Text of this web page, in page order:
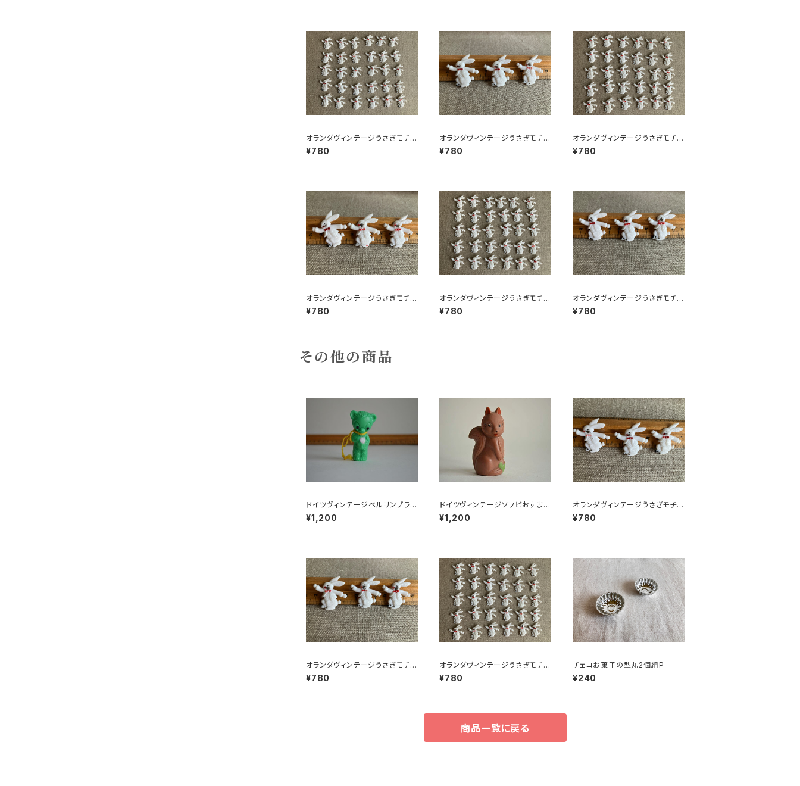
オランダヴィンテージうさぎモチー
フプラパーツ30個セットNo199
¥780
オランダヴィンテージうさぎモチー
フプラパーツ30個セットNo37
¥780
オランダヴィンテージうさぎモチー
フプラパーツ30個セットNo151
¥780
オランダヴィンテージうさぎモチー
フプラパーツ30個セットa5
¥780
オランダヴィンテージうさぎモチー
フプラパーツ30個セットc9
¥780
オランダヴィンテージうさぎモチー
フプラパーツ30個セットNo6
¥780
その他の商品
ドイツヴィンテージベルリンプラベ
ア緑176
¥1,200
ドイツヴィンテージソフビおすまし
ネコ？B7
¥1,200
オランダヴィンテージうさぎモチー
フプラパーツ30個セットNo149
¥780
オランダヴィンテージうさぎモチー
フプラパーツ30個セットZ
¥780
オランダヴィンテージうさぎモチー
フプラパーツ30個セットNo151
¥780
チェコお菓子の型丸2個組P
¥240
商品一覧に戻る